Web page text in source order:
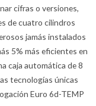
cifras o versiones,
de cuatro cilindros
jamás instalados
5% más eficientes en
caja automática de 8
tecnologías únicas
Euro 6d-TEMP